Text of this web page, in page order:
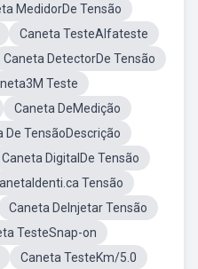
MedidorDe Tensão
Caneta TesteAlfateste
Caneta DetectorDe Tensão
Teste
Caneta DeMedição
De TensãoDescrição
Caneta DigitalDe Tensão
Tensão
Caneta DeInjetar Tensão
TesteSnap-on
Caneta TesteKm/5.0